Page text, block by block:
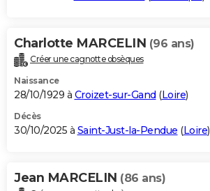
Charlotte MARCELIN (96 ans)
Créer une cagnotte obsèques
Naissance
28/10/1929 à Croizet-sur-Gand (Loire)
Décès
30/10/2025 à Saint-Just-la-Pendue (Loire)
Jean MARCELIN (86 ans)